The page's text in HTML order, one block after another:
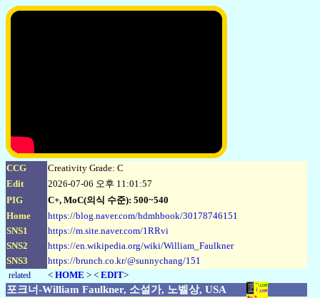
CCG
Creativity Grade: C
Edit
2026-07-06 오후 11:01:57
PIG
C+, MoC(의식 수준): 500~540
Home
https://blog.naver.com/hdmhbook/30178746151
SNS1
https://m.site.naver.com/1RRvi
SNS2
https://en.wikipedia.org/wiki/William_Faulkner
SNS3
https://brunch.co.kr/@sunnychang/151
related < HOME > < EDIT>
포크너-William Faulkner, 소설가, 노벨상, USA